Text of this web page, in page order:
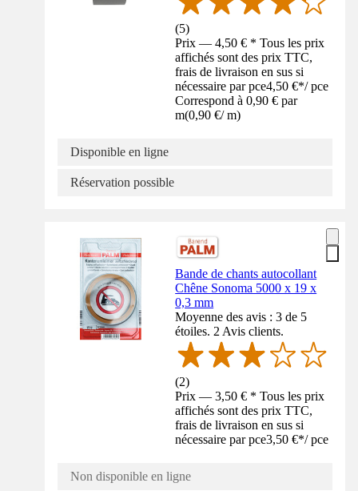
(5)
Prix — 4,50 € * Tous les prix
affichés sont des prix TTC,
frais de livraison en sus si
nécessaire par pce4,50 €*/ pce
Correspond à 0,90 € par
m(0,90 €/ m)
Disponible en ligne
Réservation possible
Bande de chants autocollant
Chêne Sonoma 5000 x 19 x
0,3 mm
Moyenne des avis : 3 de 5
étoiles. 2 Avis clients.
(2)
Prix — 3,50 € * Tous les prix
affichés sont des prix TTC,
frais de livraison en sus si
nécessaire par pce3,50 €*/ pce
Non disponible en ligne